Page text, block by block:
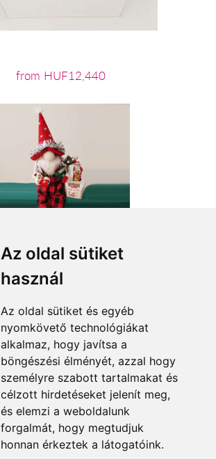
Az oldal sütiket
használ
Az oldal sütiket és egyéb
nyomkövető technológiákat
alkalmaz, hogy javítsa a
böngészési élményét, azzal hogy
személyre szabott tartalmakat és
célzott hirdetéseket jelenít meg,
és elemzi a weboldalunk
forgalmát, hogy megtudjuk
honnan érkeztek a látogatóink.
from HUF12,440
from HUF19,480
Accepted payment methods